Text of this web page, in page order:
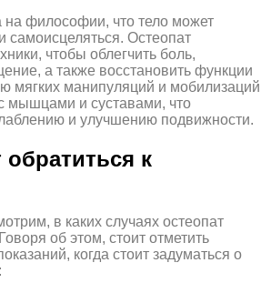
на философии, что тело может
самоисцеляться. Остеопат
чтобы облегчить боль,
а также восстановить функции
мягких манипуляций и мобилизаций
мышцами и суставами, что
и улучшению подвижности.
к
в каких случаях остеопат
об этом, стоит отметить
когда стоит задуматься о